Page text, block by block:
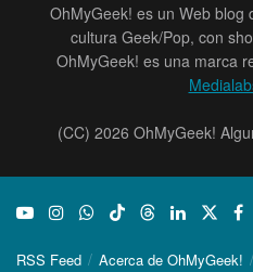
OhMyGeek! es un Web blog
cultura Geek/Pop, con
OhMyGeek! es una marca
(CC) 2026 OhMyGeek!
RSS Feed Acerca de OhMyGeek!